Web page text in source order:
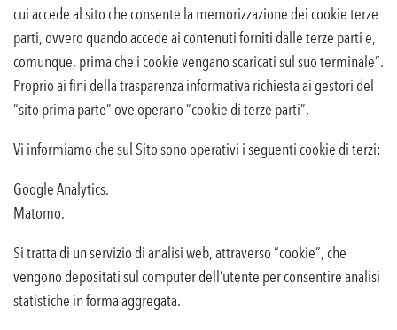
cui accede al sito che consente la memorizzazione dei cookie terze
parti, ovvero quando accede ai contenuti forniti dalle terze parti e,
comunque, prima che i cookie vengano scaricati sul suo terminale”.
Proprio ai fini della trasparenza informativa richiesta ai gestori del
“sito prima parte” ove operano “cookie di terze parti”,
Vi informiamo che sul Sito sono operativi i seguenti cookie di terzi:
Google Analytics.
Matomo.
Si tratta di un servizio di analisi web, attraverso “cookie”, che
vengono depositati sul computer dell’utente per consentire analisi
statistiche in forma aggregata.